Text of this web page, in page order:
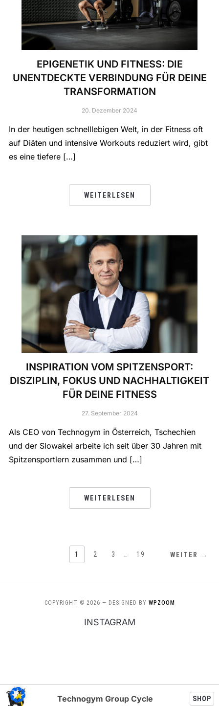
EPIGENETIK UND FITNESS: DIE
UNENTDECKTE VERBINDUNG FÜR DEINE
TRANSFORMATION
20. Dezember 2024
In der heutigen schnelllebigen Welt, in der Fitness oft
auf Diäten und intensive Workouts reduziert wird, gibt
es eine tiefere […]
WEITERLESEN
INSPIRATION VOM SPITZENSPORT:
DISZIPLIN, FOKUS UND NACHHALTIGKEIT
FÜR DEINE FITNESS
27. September 2024
Als CEO von Technogym in Österreich, Tschechien
und der Slowakei arbeite ich seit über 30 Jahren mit
Spitzensportlern zusammen und […]
WEITERLESEN
1 2 3 19 WEITER →
COPYRIGHT © 2026 — DESIGNED BY WPZOOM
INSTAGRAM
Technogym Group Cycle SHOP